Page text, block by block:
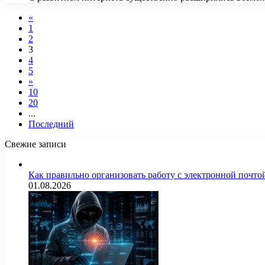
«
1
2
3
4
5
»
10
20
...
Последний
Свежие записи
Как правильно организовать работу с электронной
01.08.2026